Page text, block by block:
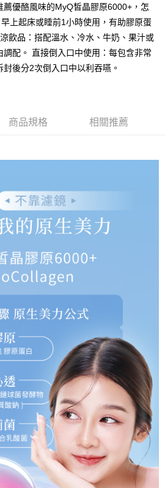
」，訂單成立後會自動跳轉到大哥付的交易
分期的期數、繳款截止日，確認付款後即完
用金額請依後續交易確認頁面所載為準。
確認交易或遇審核未通過，訂單將自動取
況，表示未達大哥付你分期系統評分，恕無
選擇「超商條碼／台灣大直營門市／銀行轉
」等通路繳費。
有限公司」（以下簡稱本公司）所提供，讓
約使用本公司帳單繳交帳款。
分期」之契約關係目的，商店將以您的個人
提供予台灣大哥大進項蒐集、處理及利用，
所需資料之確認、核對及更正。
下連結：
https://oppay.tw/userRule
品之後才付款」的支付方式。 讓您購物簡單
綁卡、不需儲值。
認證，即可結帳。
金額後，即可完成結帳。
先享後付 」之結帳頁面顯示為準，若有關於
退款等相關疑問，請聯繫「AFTEE先享後付
support/home
司提供之「AFTEE先享後付」服務完成之交
供個人資料，並將交易相關給付款項請求債
司。
瀏覽以下網址：
法定代理人或監護人之同意方可使用
同意申辦者引起之損失，本公司不負相關責
時，將依據個別帳號之用戶狀況，依本公司即
仍有額度不足之情形，本公司將視審查結果
使用他人資訊註冊。若發現惡意使用之情形，
止該用戶之使用額度並採取法律行動。
供之點數服務，可於會員專區綁定中華電信
Hami Point 折抵消費金額 (1點等於1元)。
含以上)免運費
含以上)免運費
上)免運費
含以上)免運費
含以上)免運費
優酪風味的MyQ皙晶膠原6000+，怎
上起床或睡前1小時使用，有助膠原蛋
飲品：搭配溫水、冷水、牛奶、果汁或
配。 直接倒入口中使用：每包含非常
後分2次倒入口中以利吞嚥。
商品規格 相關推薦